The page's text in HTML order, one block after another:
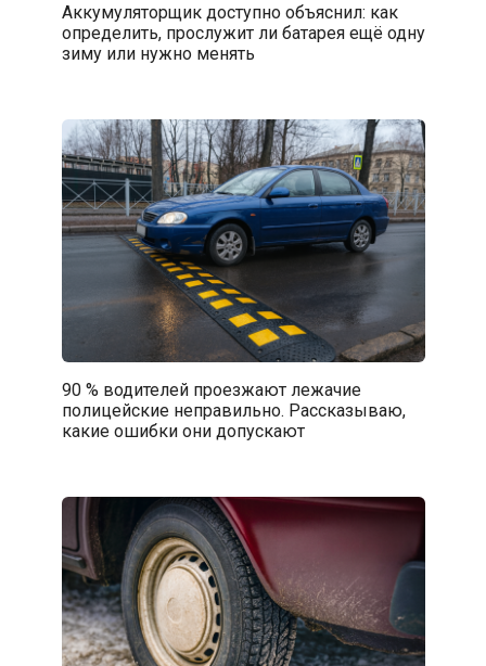
Аккумуляторщик доступно объяснил: как
определить, прослужит ли батарея ещё одну
зиму или нужно менять
90 % водителей проезжают лежачие
полицейские неправильно. Рассказываю,
какие ошибки они допускают